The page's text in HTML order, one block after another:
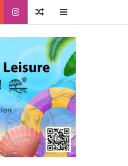
(barre
latérale)
Article
Aléatoire
Instagram
YouTube